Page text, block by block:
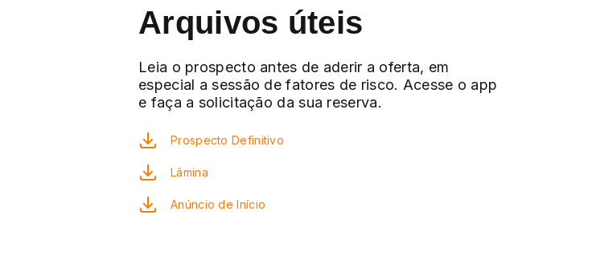
Arquivos úteis
Leia o prospecto antes de aderir a oferta, em
especial a sessão de fatores de risco. Acesse o app
e faça a solicitação da sua reserva.
Prospecto Definitivo
Lâmina
Anúncio de Início